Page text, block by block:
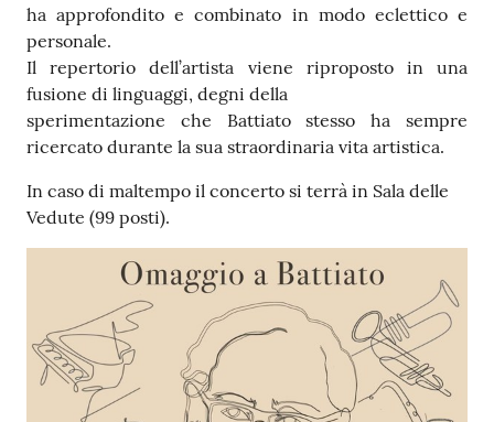
F
i
o
r
a
o
T
u
m
ha approfondito e combinato in modo eclettico e
personale.
Il repertorio dell’artista viene riproposto in una
fusione di linguaggi, degni della
sperimentazione che Battiato stesso ha sempre
ricercato durante la sua straordinaria vita artistica.
In caso di maltempo il concerto si terrà in Sala delle
Vedute (99 posti).